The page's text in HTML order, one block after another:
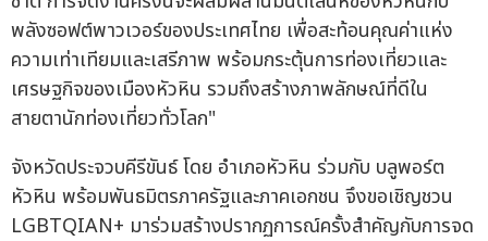
พลังซอฟต์พาวเวอร์ของประเทศไทย เพื่อสะท้อนคุณค่าแห่ง
ความเท่าเทียมและเสรีภาพ พร้อมกระตุ้นการท่องเที่ยวและ
เศรษฐกิจของเมืองหัวหิน รวมถึงสร้างภาพลักษณ์ที่ดีใน
สายตานักท่องเที่ยวทั่วโลก"
จังหวัดประจวบคีรีขันธ์ โดย อำเภอหัวหิน ร่วมกับ บลูพอร์ต
หัวหิน พร้อมพันธมิตรภาครัฐและภาคเอกชน จึงขอเชิญชวน
LGBTQIAN+ มาร่วมสร้างปรากฏการณ์ครั้งสำคัญกับการจด